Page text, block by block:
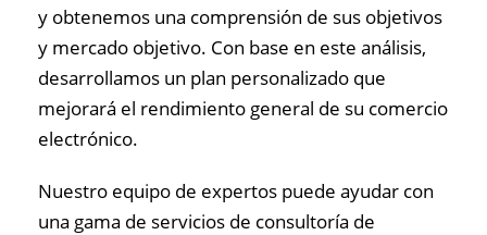
y obtenemos una comprensión de sus objetivos
y mercado objetivo. Con base en este análisis,
desarrollamos un plan personalizado que
mejorará el rendimiento general de su comercio
electrónico.
Nuestro equipo de expertos puede ayudar con
una gama de servicios de consultoría de